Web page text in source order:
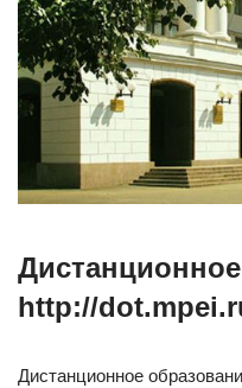
http://
Дистанционное